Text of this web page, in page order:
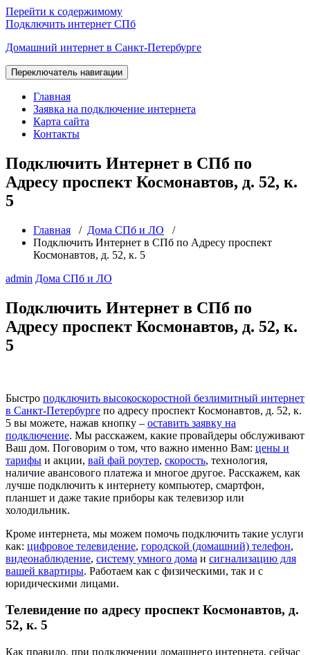
Перейти к содержимому
Подключить интернет СПб
Домашний интернет в Санкт-Петербурге
Переключатель навигации
Главная
Заявка на подключение интернета
Карта сайта
Контакты
Подключить Интернет в СПб по
Адресу проспект Космонавтов, д. 52, к.
5
Главная / Дома СПб и ЛО /
Подключить Интернет в СПб по Адресу проспект
Космонавтов, д. 52, к. 5
admin Дома СПб и ЛО
Подключить Интернет в СПб по
Адресу проспект Космонавтов, д. 52, к.
5
Быстро подключить высокоскоростной безлимитный интернет
в Санкт-Петербурге по адресу проспект Космонавтов, д. 52, к.
5 вы можете, нажав кнопку – оставить заявку на
подключение. Мы расскажем, какие провайдеры обслуживают
Ваш дом. Поговорим о том, что важно именно Вам: цены и
тарифы и акции, вай фай роутер, скорость, технология,
наличие авансового платежа и многое другое. Расскажем, как
лучше подключить к интернету компьютер, смартфон,
планшет и даже такие приборы как телевизор или
холодильник.
Кроме интернета, мы можем помочь подключить такие услуги
как: цифровое телевидение, городской (домашний) телефон,
видеонаблюдение, систему умного дома и сигнализацию для
вашей квартиры. Работаем как с физическими, так и с
юридическими лицами.
Телевидение по адресу проспект Космонавтов, д.
52, к. 5
Как правило, при подключении домашнего интернета, сейчас